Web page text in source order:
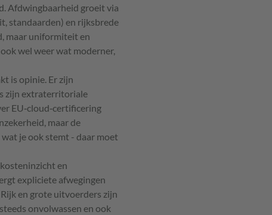
Afdwingbaarheid groeit via
standaarden) en rijksbrede
maar uniformiteit en
wel weer wat moderner,
is opinie. Er zijn
zijn extraterritoriale
EU‑cloud‑certificering
maar de
je ook stemt - daar moet
en
expliciete afwegingen
en grote uitvoerders zijn
onvolwassen en ook